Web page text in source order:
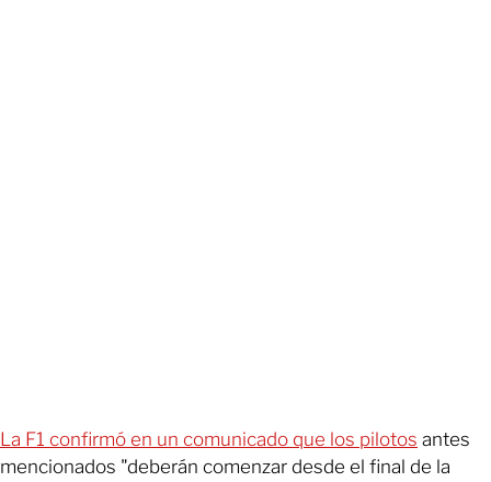
La F1 confirmó en un comunicado que los pilotos antes
mencionados "deberán comenzar desde el final de la